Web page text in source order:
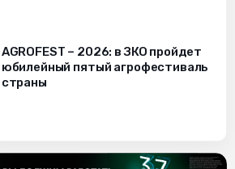
AGROFEST – 2026: в ЗКО пройдет
юбилейный пятый агрофестиваль
страны